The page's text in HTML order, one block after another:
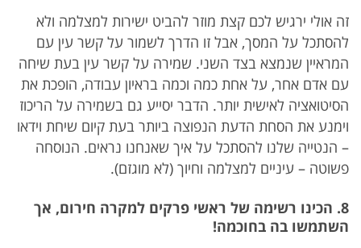
זה אולי ירגיש לכם קצת מוזר להביט ישירות למצלמה ולא
להסתכל על המסך, אבל זו הדרך לשמור על קשר עין עם
המראיין שנמצא בצד השני. שמירה על קשר עין בעת שיחה
עם אדם אחר, על אחת כמה וכמה בראיון עבודה, הופכת את
הסיטואציה לאישית יותר. הדבר יסייע גם בשמירה על הריכוז
וימנע את הסחת הדעת הנפוצה ביותר בעת קיום שיחת וידאו
– הנטייה שלנו להסתכל על איך שאנחנו נראים. הנוסחה
פשוטה – עיניים למצלמה וחיוך (לא מוגזם).
8. הכינו רשימה של ראשי פרקים למקרה חירום, אך
השתמשו בה בחוכמה!